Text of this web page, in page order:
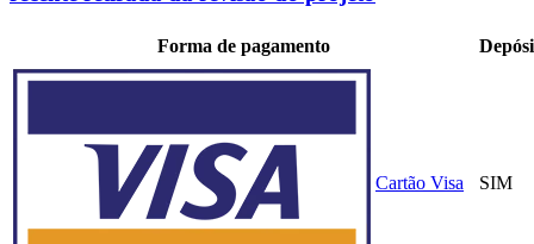
Forma de pagamento
Cartão Visa SIM